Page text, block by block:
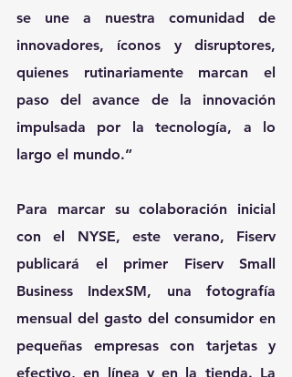
se une a nuestra comunidad de
innovadores, íconos y disruptores,
quienes rutinariamente marcan el
paso del avance de la innovación
impulsada por la tecnología, a lo
largo el mundo.”
Para marcar su colaboración inicial
con el NYSE, este verano, Fiserv
publicará el primer Fiserv Small
Business IndexSM, una fotografía
mensual del gasto del consumidor en
pequeñas empresas con tarjetas y
efectivo, en línea y en la tienda. La